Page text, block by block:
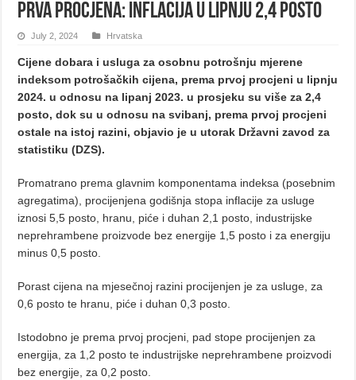
Prva procjena: Inflacija u lipnju 2,4 posto
July 2, 2024 Hrvatska
Cijene dobara i usluga za osobnu potrošnju mjerene
indeksom potrošačkih cijena, prema prvoj procjeni u lipnju
2024. u odnosu na lipanj 2023. u prosjeku su više za 2,4
posto, dok su u odnosu na svibanj, prema prvoj procjeni
ostale na istoj razini, objavio je u utorak Državni zavod za
statistiku (DZS).
Promatrano prema glavnim komponentama indeksa (posebnim
agregatima), procijenjena godišnja stopa inflacije za usluge
iznosi 5,5 posto, hranu, piće i duhan 2,1 posto, industrijske
neprehrambene proizvode bez energije 1,5 posto i za energiju
minus 0,5 posto.
Porast cijena na mjesečnoj razini procijenjen je za usluge, za
0,6 posto te hranu, piće i duhan 0,3 posto.
Istodobno je prema prvoj procjeni, pad stope procijenjen za
energija, za 1,2 posto te industrijske neprehrambene proizvodi
bez energije, za 0,2 posto.